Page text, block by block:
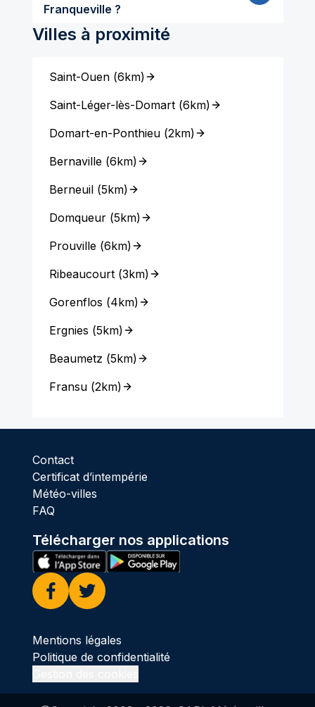
Franqueville ?
Villes à proximité
Saint-Ouen(6km)
Saint-Léger-lès-Domart(6km)
Domart-en-Ponthieu(2km)
Bernaville(6km)
Berneuil(5km)
Domqueur(5km)
Prouville(6km)
Ribeaucourt(3km)
Gorenflos (4km)
Ergnies (5km)
Beaumetz (5km)
Fransu(2km)
Contact
Certificat d’intempérie
Météo-villes
FAQ
Télécharger nos applications
Facebook
Twitter
Mentions légales
Politique de confidentialité